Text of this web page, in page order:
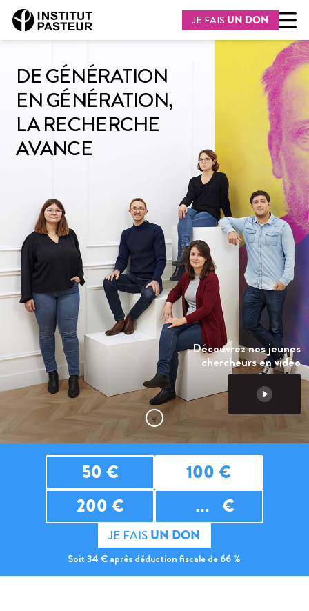
JE FAIS UN DON
DE GÉNÉRATION
EN GÉNÉRATION,
LA RECHERCHE
AVANCE
Découvrez nos jeunes
chercheurs en vidéo
50€ 100€
200€ €
JE FAIS UN DON
Soit34€ après déduction fiscale de 66 %